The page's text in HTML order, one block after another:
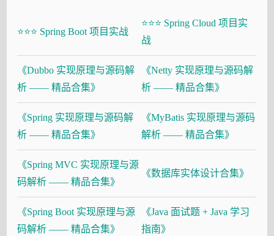
友链
大厂面试必备
Java 超神之路
⭐⭐⭐ Spring Boot 项目实战
⭐⭐⭐ Spring Cloud 项目实
战
《Dubbo 实现原理与源码解
析 —— 精品合集》
《Netty 实现原理与源码解
析 —— 精品合集》
《Spring 实现原理与源码解
析 —— 精品合集》
《MyBatis 实现原理与源码
解析 —— 精品合集》
《Spring MVC 实现原理与源
码解析 —— 精品合集》
《数据库实体设计合集》
《Spring Boot 实现原理与源
码解析 —— 精品合集》
《Java 面试题 + Java 学习
指南》